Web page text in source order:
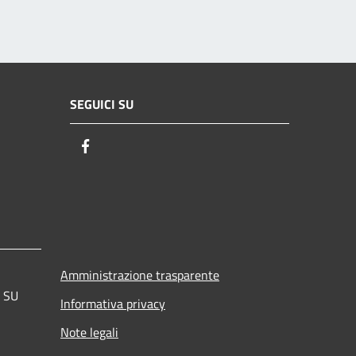
SEGUICI SU
Amministrazione trasparente
Informativa privacy
Note legali